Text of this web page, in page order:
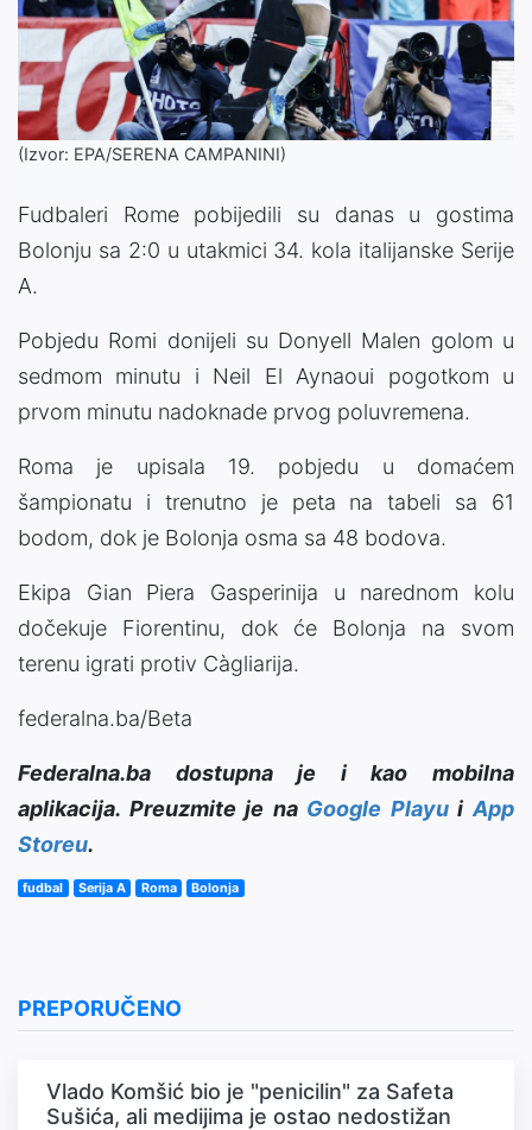
(Izvor: EPA/SERENA CAMPANINI)
Fudbaleri Rome pobijedili su danas u gostima
Bolonju sa 2:0 u utakmici 34. kola italijanske Serije
A.
Pobjedu Romi donijeli su Donyell Malen golom u
sedmom minutu i Neil El Aynaoui pogotkom u
prvom minutu nadoknade prvog poluvremena.
Roma je upisala 19. pobjedu u domaćem
šampionatu i trenutno je peta na tabeli sa 61
bodom, dok je Bolonja osma sa 48 bodova.
Ekipa Gian Piera Gasperinija u narednom kolu
dočekuje Fiorentinu, dok će Bolonja na svom
terenu igrati protiv Càgliarija.
federalna.ba/Beta
Federalna.ba dostupna je i kao mobilna
aplikacija. Preuzmite je na Google PlayuiApp
Storeu.
fudbal Serija A Roma Bolonja
PREPORUČENO
Vlado Komšić bio je "penicilin" za Safeta
Sušića, ali medijima je ostao nedostižan